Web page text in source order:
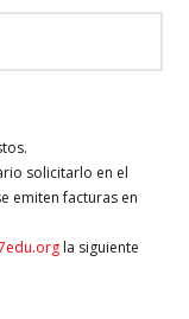
solicitarlo en el
emiten facturas en
la siguiente